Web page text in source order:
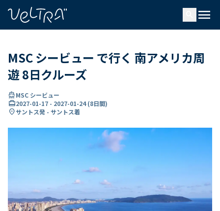
menu
MSC シービュー で行く 南アメリカ周
遊 8日クルーズ
directions_boatMSC シービュー
card_travel2027-01-17 - 2027-01-24(8日間)
location_onサントス発 - サントス着